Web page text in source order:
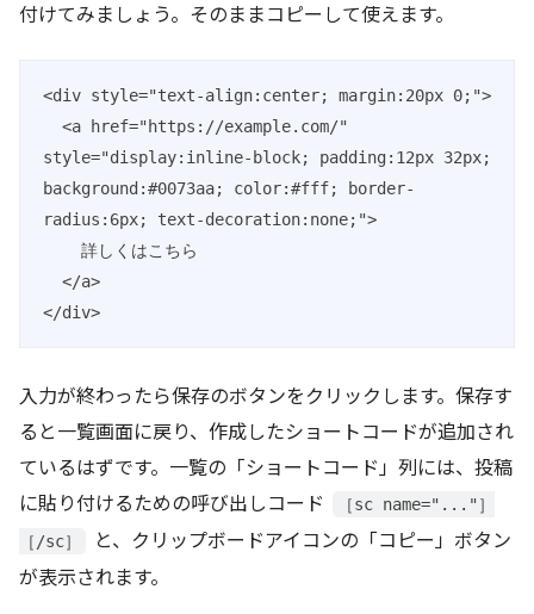
付けてみましょう。そのままコピーして使えます。
<div style="text-align:center; margin:20px 0;">
style="display:inline-block; padding:12px 32px;
background:#0073aa; color:#fff; border-
radius:6px; text-decoration:none;">
</div>
入力が終わったら保存のボタンをクリックします。保存す
ると一覧画面に戻り、作成したショートコードが追加され
ているはずです。一覧の「ショートコード」列には、投稿
に貼り付けるための呼び出しコード
［sc name="..."］
［/sc］
と、クリップボードアイコンの「コピー」ボタン
が表示されます。